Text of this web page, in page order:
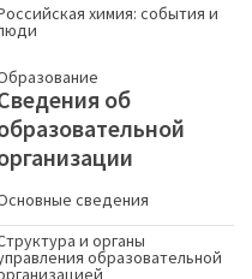
химия: события и
об
сведения
и органы
образовательной